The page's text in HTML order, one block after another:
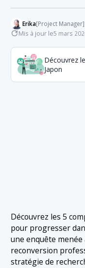
Erika[Project Manager]
Mis à jour le5 mars
Découvrez
Japon
Découvrez les 5
pour progresser
une enquête
reconversion
stratégie de